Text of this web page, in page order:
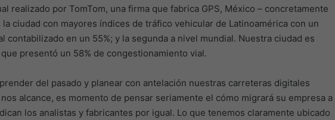
realizado por TomTom, una firma que fabrica GPS, México – concretamente
ciudad con mayores índices de tráfico vehicular de Latinoamérica con un
contabilizado en un 55%; y la segunda a nivel mundial. Nuestra ciudad es
presentó un 58% de congestionamiento vial.
del pasado y planear con antelación nuestras carreteras digitales
alcance, es momento de pensar seriamente el cómo migrará su empresa a
los analistas y fabricantes por igual. Lo que tenemos claramente ubicado